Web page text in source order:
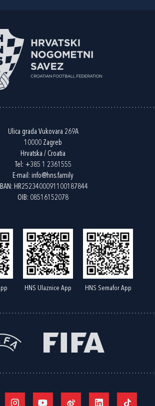
Ulica grada Vukovara 269A
10000 Zagreb
Hrvatska / Croatia
Tel: +385 1 2361555
E-mail: info@hns.family
IBAN: HR2523400091100187844
OIB: 08516152078
HNS Ulaznice App HNS Semafor App